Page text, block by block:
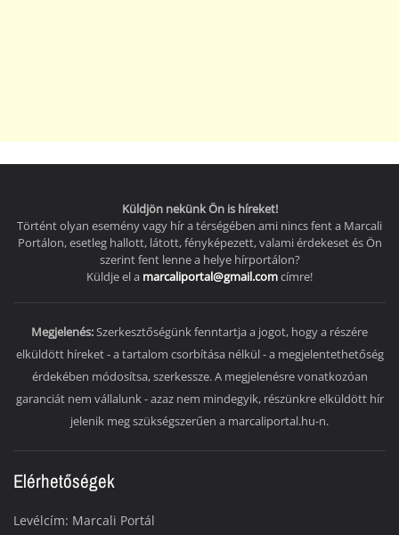
Küldjön nekünk Ön is híreket!
Történt olyan esemény vagy hír a térségében ami nincs fent a Marcali
Portálon, esetleg hallott, látott, fényképezett, valami érdekeset és Ön
szerint fent lenne a helye hírportálon?
Küldje el a marcaliportal@gmail.comcímre!
Megjelenés:Szerkesztőségünk fenntartja a jogot, hogy a részére
elküldött híreket - a tartalom csorbítása nélkül - a megjelentethetőség
érdekében módosítsa, szerkessze. A megjelenésre vonatkozóan
garanciát nem vállalunk - azaz nem mindegyik, részünkre elküldött hír
jelenik meg szükségszerűen a marcaliportal.hu-n.
Elérhetőségek
Levélcím: Marcali Portál